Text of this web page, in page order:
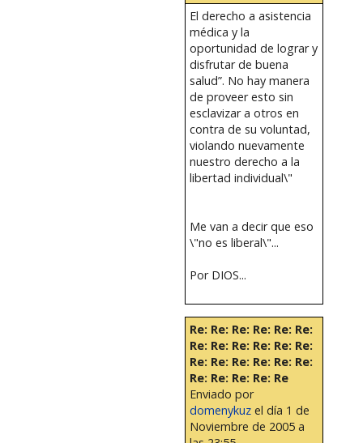
El derecho a asistencia
médica y la
oportunidad de lograr y
disfrutar de buena
salud”. No hay manera
de proveer esto sin
esclavizar a otros en
contra de su voluntad,
violando nuevamente
nuestro derecho a la
libertad individual\"
Me van a decir que eso
\"no es liberal\"...
Por DIOS...
Re: Re: Re: Re: Re: Re:
Re: Re: Re: Re: Re: Re:
Re: Re: Re: Re: Re: Re:
Re: Re: Re: Re: Re
Enviado por
domenykuzel día 1 de
Noviembre de 2005 a